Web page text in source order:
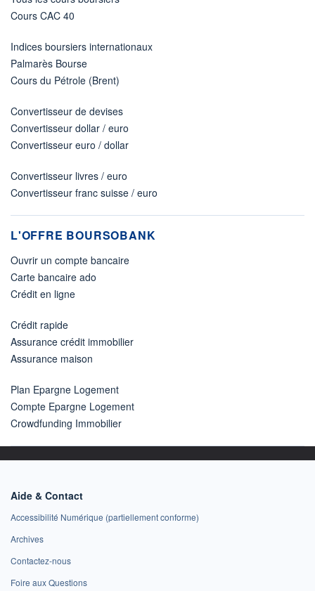
Cours CAC 40
Indices boursiers internationaux
Palmarès Bourse
Cours du Pétrole (Brent)
Convertisseur de devises
Convertisseur dollar / euro
Convertisseur euro / dollar
Convertisseur livres / euro
Convertisseur franc suisse / euro
L'OFFRE BOURSOBANK
Ouvrir un compte bancaire
Carte bancaire ado
Crédit en ligne
Crédit rapide
Assurance crédit immobilier
Assurance maison
Plan Epargne Logement
Compte Epargne Logement
Crowdfunding Immobilier
Aide & Contact
Accessibilité Numérique (partiellement conforme)
Archives
Contactez-nous
Foire aux Questions